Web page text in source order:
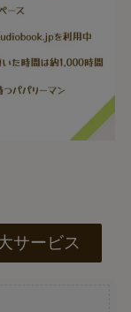
サービス